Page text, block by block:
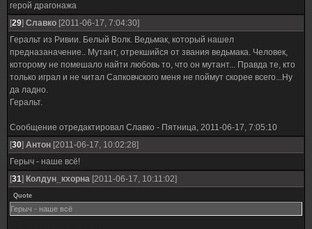
герой драгонажа
[29] Славко [2011-06-17, 7:04:30]
Геральт из Ривии. Белый Волк. Ведьмак, который нашел
предназаначение.. Мутант, отрекшийся от звания ведьмака. Человек,
которому не помешало найти любовь то, что он мутант... Правда те, кто
только играл и не читал Сапковчского меня не поймут скорее всего...Ну
да ладно.
Геральт.
Сообщение отредактировал Славко - Пятница, 2011-06-17, 7:05:10
[30] Антон [2011-06-17, 10:02:28]
Герыч - наше всё!
[31] Колдун_кхорна [2011-06-17, 10:11:02]
Quote
Герыч - наше всё